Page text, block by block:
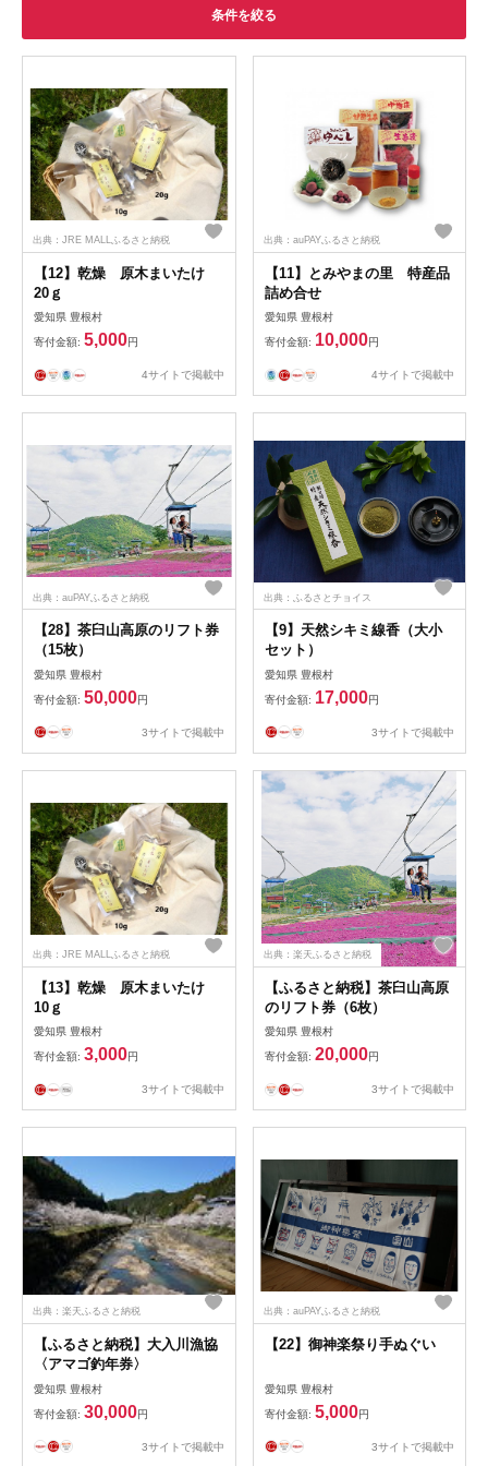
条件を絞る
出典：JRE MALLふるさと納税
【12】乾燥 原木まいたけ
20ｇ
愛知県 豊根村
寄付金額: 5,000円
4サイトで掲載中
出典：auPAYふるさと納税
【11】とみやまの里 特産品
詰め合せ
愛知県 豊根村
寄付金額: 10,000円
4サイトで掲載中
出典：auPAYふるさと納税
【28】茶臼山高原のリフト券
（15枚）
愛知県 豊根村
寄付金額: 50,000円
3サイトで掲載中
出典：ふるさとチョイス
【9】天然シキミ線香（大小
セット）
愛知県 豊根村
寄付金額: 17,000円
3サイトで掲載中
出典：JRE MALLふるさと納税
【13】乾燥 原木まいたけ
10ｇ
愛知県 豊根村
寄付金額: 3,000円
3サイトで掲載中
出典：楽天ふるさと納税
【ふるさと納税】茶臼山高原
のリフト券（6枚）
愛知県 豊根村
寄付金額: 20,000円
3サイトで掲載中
出典：楽天ふるさと納税
【ふるさと納税】大入川漁協
〈アマゴ釣年券〉
愛知県 豊根村
寄付金額: 30,000円
3サイトで掲載中
出典：auPAYふるさと納税
【22】御神楽祭り手ぬぐい
愛知県 豊根村
寄付金額: 5,000円
3サイトで掲載中